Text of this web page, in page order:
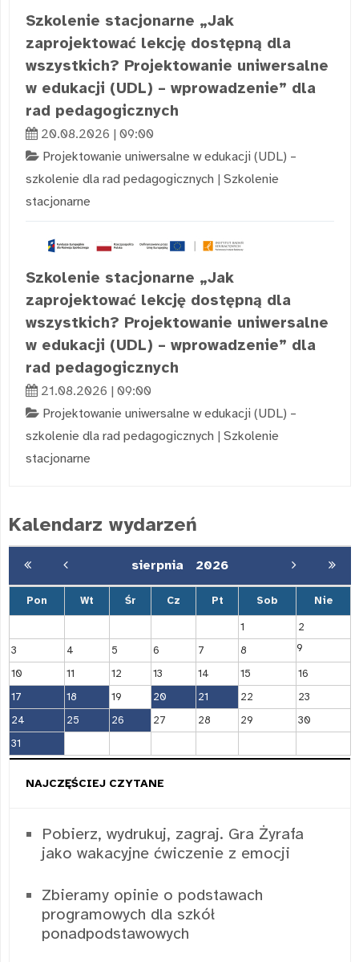
Szkolenie stacjonarne „Jak
zaprojektować lekcję dostępną dla
wszystkich? Projektowanie uniwersalne
w edukacji (UDL) – wprowadzenie” dla
rad pedagogicznych
20.08.2026 | 09:00
Projektowanie uniwersalne w edukacji (UDL) –
szkolenie dla rad pedagogicznych | Szkolenie
stacjonarne
Szkolenie stacjonarne „Jak
zaprojektować lekcję dostępną dla
wszystkich? Projektowanie uniwersalne
w edukacji (UDL) – wprowadzenie” dla
rad pedagogicznych
21.08.2026 | 09:00
Projektowanie uniwersalne w edukacji (UDL) –
szkolenie dla rad pedagogicznych | Szkolenie
stacjonarne
Kalendarz wydarzeń
sierpnia 2026
Pon Wt Śr Cz Pt Sob Nie
1
2
3
4 5 6 7 8
9
10
11 12 13 14 15
16
17
18 19 20 21 22
23
24
25 26 27 28 29
30
31
NAJCZĘŚCIEJ CZYTANE
Pobierz, wydrukuj, zagraj. Gra Żyrafa
jako wakacyjne ćwiczenie z emocji
Zbieramy opinie o podstawach
programowych dla szkół
ponadpodstawowych